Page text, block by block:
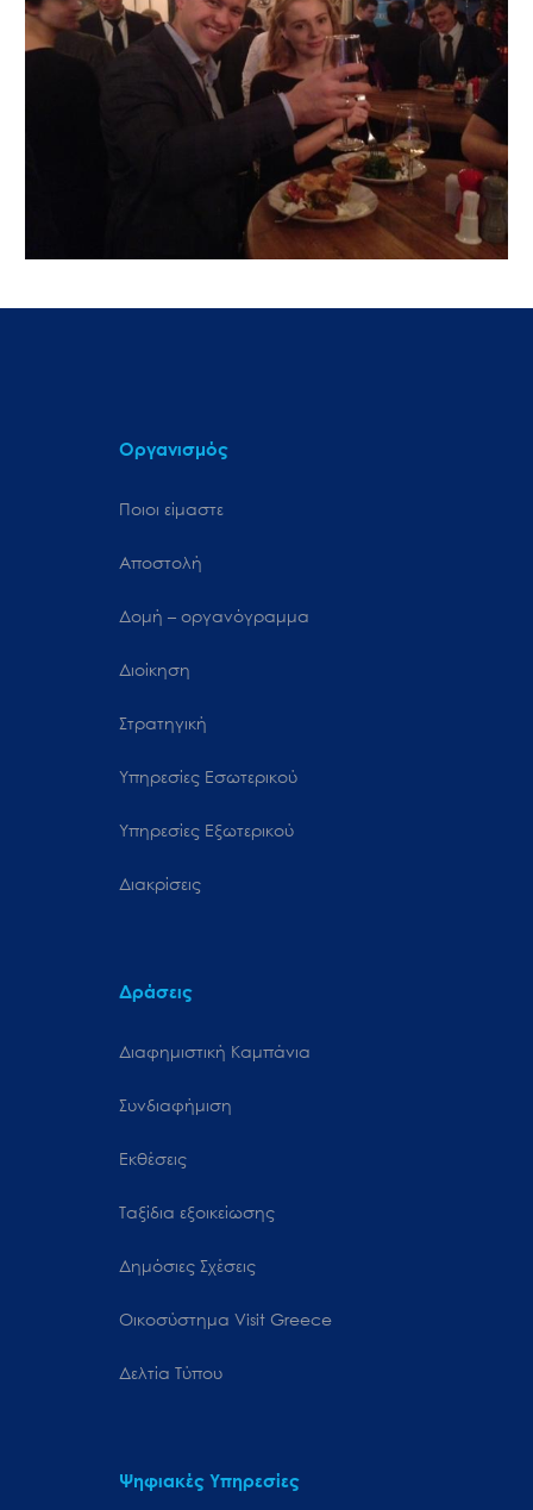
Οργανισμός
Ποιοι είμαστε
Αποστολή
Δομή – οργανόγραμμα
Διοίκηση
Στρατηγική
Υπηρεσίες Εσωτερικού
Υπηρεσίες Εξωτερικού
Διακρίσεις
Δράσεις
Διαφημιστική Καμπάνια
Συνδιαφήμιση
Εκθέσεις
Ταξίδια εξοικείωσης
Δημόσιες Σχέσεις
Oικοσύστημα Visit Greece
Δελτία Τύπου
Ψηφιακές Υπηρεσίες